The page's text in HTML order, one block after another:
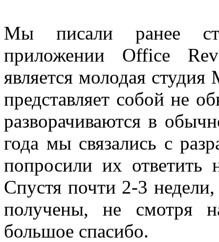
Мы писали ранее
приложении Office
является молодая
представляет собой не
разворачиваются в
года мы связались с
попросили их ответить
Спустя почти 2-3
получены, не смотря
большое спасибо.